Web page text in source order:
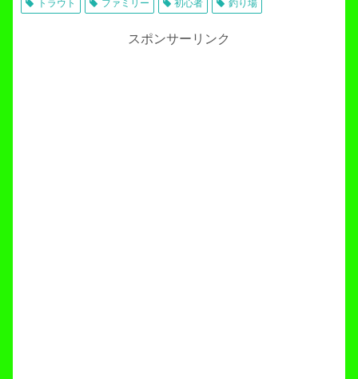
トラウト
ファミリー 初心者 釣り場
スポンサーリンク